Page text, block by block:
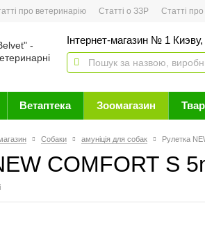
про ветеринарію Статті о ЗЗР Статті про
Інтернет-магазин № 1
Ветаптека Зоомагазин
Собаки амуніція для собак Рулетка
COMFORT S